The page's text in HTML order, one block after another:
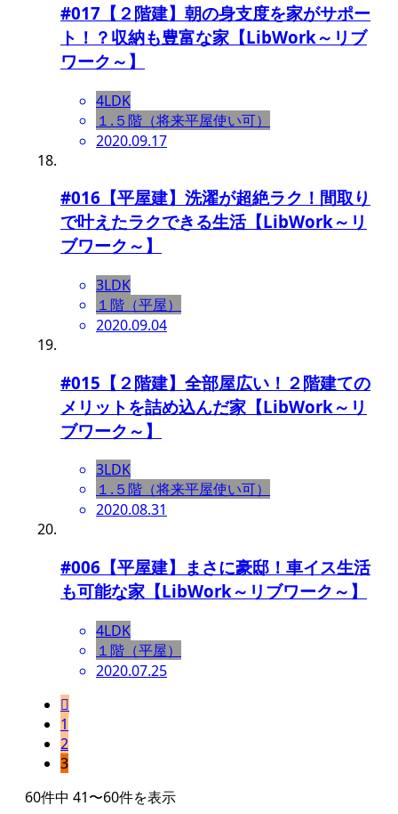
#017【２階建】朝の身支度を家がサポー
ト！？収納も豊富な家【LibWork～リブ
ワーク～】
4LDK
１.５階（将来平屋使い可）
2020.09.17
#016【平屋建】洗濯が超絶ラク！間取り
で叶えたラクできる生活【LibWork～リ
ブワーク～】
3LDK
１階（平屋）
2020.09.04
#015【２階建】全部屋広い！２階建ての
メリットを詰め込んだ家【LibWork～リ
ブワーク～】
3LDK
１.５階（将来平屋使い可）
2020.08.31
#006【平屋建】まさに豪邸！車イス生活
も可能な家【LibWork～リブワーク～】
4LDK
１階（平屋）
2020.07.25

1
2
3
60件中 41〜60件を表示